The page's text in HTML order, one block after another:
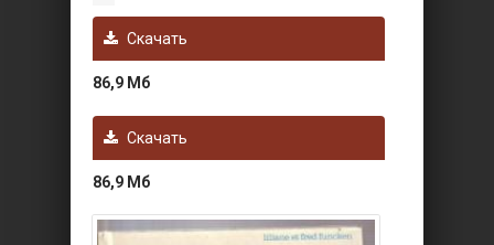
Скачать
86,9 Мб
Скачать
86,9 Мб